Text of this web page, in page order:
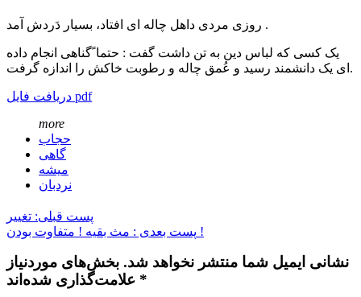
روزی مردی داهل چاله ای افتاد، بسیار دَردش آمد .
یک کسی که لباس دین به تن داشت گفت : حتما ًگناهی انجام داده
ای یک دانشمند رسید و عُمق چاله و رطوبت خاکش را اندازه گرفت.
دریافت فایل pdf
more
حجاب
گاهی
میشه
نردبان
پست قبلی: تغییر
پست بعدی : مث بقیه ! متفاوت بودن !
نشانی ایمیل شما منتشر نخواهد شد. بخش‌های موردنیاز
علامت‌گذاری شده‌اند *